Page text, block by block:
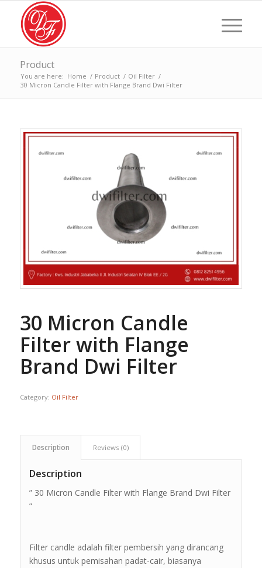
Product
You are here: Home / Product / Oil Filter /
30 Micron Candle Filter with Flange Brand Dwi Filter
30 Micron Candle
Filter with Flange
Brand Dwi Filter
Category: Oil Filter
Description Reviews (0)
Description
” 30 Micron Candle Filter with Flange Brand Dwi Filter
”
Filter candle adalah filter pembersih yang dirancang
khusus untuk pemisahan padat-cair, biasanya